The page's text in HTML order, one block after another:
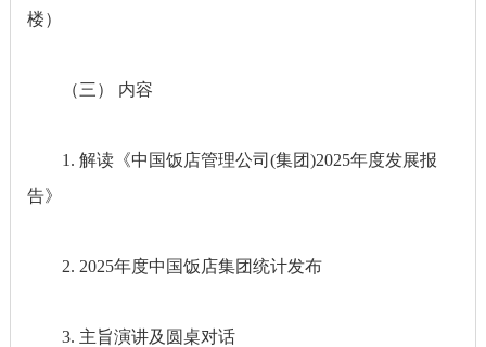
楼）
（三） 内容
1. 解读《中国饭店管理公司(集团)2025年度发展报
告》
2. 2025年度中国饭店集团统计发布
3. 主旨演讲及圆桌对话